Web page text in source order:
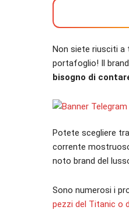
Non siete riusciti a
portafoglio! Il
bisogno di
Potete scegliere
corrente
noto brand del
Sono numerosi i
pezzi del Titanic o